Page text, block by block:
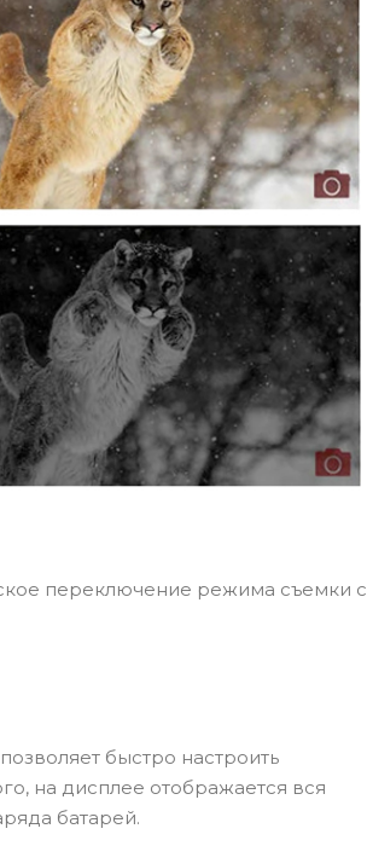
переключение режима съемки с
быстро настроить
на дисплее отображается вся
батарей.